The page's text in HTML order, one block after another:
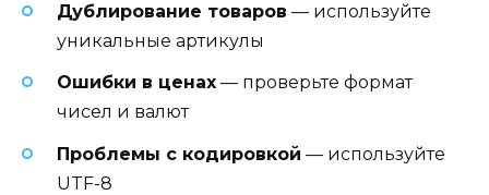
Дублирование товаров — используйте
уникальные артикулы
Ошибки в ценах — проверьте формат
чисел и валют
Проблемы с кодировкой — используйте
UTF-8